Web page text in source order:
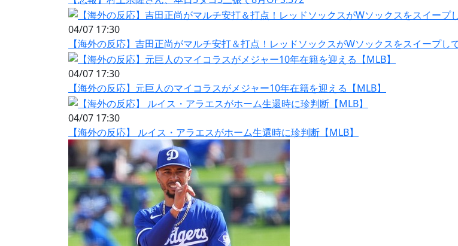
04/07 17:30
【海外の反応】吉田正尚がマルチ安打＆打点！レッドソックスがWソックスをスイープし
04/07 17:30
【海外の反応】元巨人のマイコラスがメジャー10年在籍を迎える【MLB】
04/07 17:30
【海外の反応】 ルイス・アラエスがホーム生還時に珍判断【MLB】